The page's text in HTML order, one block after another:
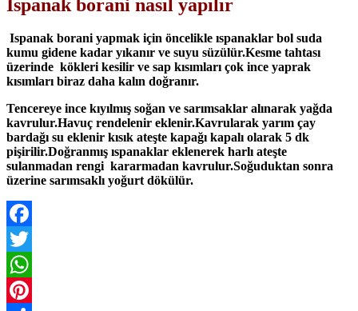
Ispanak borani nasıl yapılır
Ispanak borani yapmak için öncelikle ıspanaklar bol suda
kumu gidene kadar yıkanır ve suyu süzülür.Kesme tahtası
üzerinde kökleri kesilir ve sap kısımları çok ince yaprak
kısımları biraz daha kalın doğranır.
Tencereye ince kıyılmış soğan ve sarımsaklar alınarak yağda
kavrulur.Havuç rendelenir eklenir.Kavrularak yarım çay
bardağı su eklenir kısık ateşte kapağı kapalı olarak 5 dk
pişirilir.Doğranmış ıspanaklar eklenerek harlı ateşte
sulanmadan rengi kararmadan kavrulur.Soğuduktan sonra
üzerine sarımsaklı yoğurt dökülür.
Facebook
Twitter
WhatsApp